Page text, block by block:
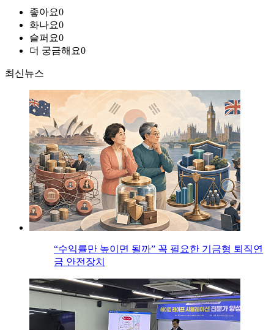
좋아요0
화나요0
슬퍼요0
더 궁금해요0
최신뉴스
“수익률만 높이면 될까” 꼭 필요한 기금형 퇴직연
금 안전장치